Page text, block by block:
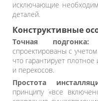
исключающие
деталей.
Конструктивные
Точная подгонка:
спроектированы с учетом
что гарантирует
и перекосов.
Простота
принципу «все